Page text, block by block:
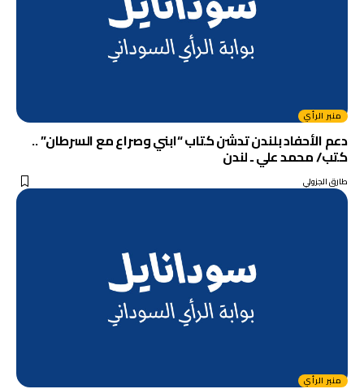
منبر الرأي
دعم الأحفاد بلندن تدشن كتاب “ابني وصراع مع السرطان” ..
كتب/ محمد علي ـ لندن
طارق الجزولي
منبر الرأي